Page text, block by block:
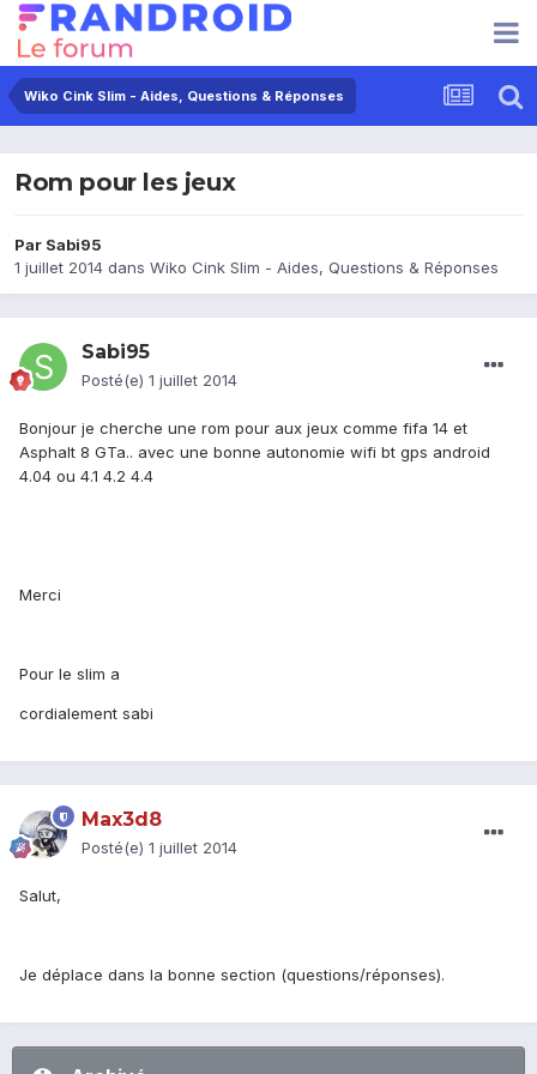
Wiko Cink Slim - Aides, Questions & Réponses
Rom pour les jeux
Par Sabi95
1 juillet 2014 dans Wiko Cink Slim - Aides, Questions & Réponses
Sabi95
Posté(e) 1 juillet 2014
Bonjour je cherche une rom pour aux jeux comme fifa 14 et
Asphalt 8 GTa.. avec une bonne autonomie wifi bt gps android
4.04 ou 4.1 4.2 4.4
Merci
Pour le slim a
cordialement sabi
Max3d8
Posté(e) 1 juillet 2014
Salut,
Je déplace dans la bonne section (questions/réponses).